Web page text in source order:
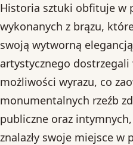
Historia sztuki obfituje w
wykonanych z brązu,
swoją wytworną
artystycznego dostrzegali
możliwości wyrazu, co
monumentalnych rzeźb
publiczne oraz
znalazły swoje miejsce w